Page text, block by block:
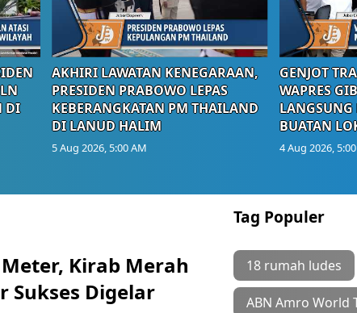
DI
AKHIRI LAWATAN KENEGARAAN,
PRESIDEN PRABOWO LEPAS
KEBERANGKATAN PM THAILAND
DI LANUD HALIM
5 Aug 2026, 5:00 AM
GENJOT
WAPRES
BUATAN
4 Aug 2026,
Kirab Merah
Sukses Digelar
Tag Populer
18 rumah ludes
ABN Amro World